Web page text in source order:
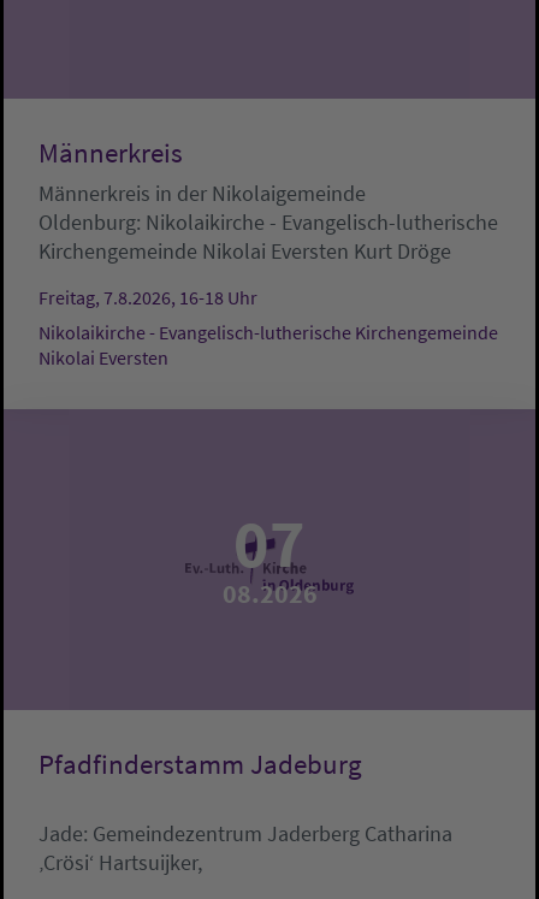
Männerkreis
Männerkreis in der Nikolaigemeinde
Oldenburg: Nikolaikirche - Evangelisch-lutherische
Kirchengemeinde Nikolai Eversten Kurt Dröge
Freitag, 7.8.2026, 16-18 Uhr
Nikolaikirche - Evangelisch-lutherische Kirchengemeinde
Nikolai Eversten
07
08.2026
Pfadfinderstamm Jadeburg
Jade: Gemeindezentrum Jaderberg Catharina
‚Crösi‘ Hartsuijker,